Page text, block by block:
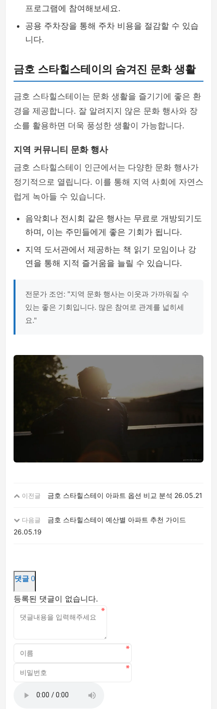
프로그램에 참여해보세요.
공용 주차장을 통해 주차 비용을 절감할 수 있습
니다.
금호 스타힐스테이의 숨겨진 문화 생활
금호 스타힐스테이는 문화 생활을 즐기기에 좋은 환
경을 제공합니다. 잘 알려지지 않은 문화 행사와 장
소를 활용하면 더욱 풍성한 생활이 가능합니다.
지역 커뮤니티 문화 행사
금호 스타힐스테이 인근에서는 다양한 문화 행사가
정기적으로 열립니다. 이를 통해 지역 사회에 자연스
럽게 녹아들 수 있습니다.
음악회나 전시회 같은 행사는 무료로 개방되기도
하며, 이는 주민들에게 좋은 기회가 됩니다.
지역 도서관에서 제공하는 책 읽기 모임이나 강
연을 통해 지적 즐거움을 늘릴 수 있습니다.
전문가 조언: "지역 문화 행사는 이웃과 가까워질 수
있는 좋은 기회입니다. 많은 참여로 관계를 넓히세
요."
이전글 금호 스타힐스테이 아파트 옵션 비교 분석 26.05.21
다음글
금호 스타힐스테이 예산별 아파트 추천 가이드
26.05.19
댓글 0
등록된 댓글이 없습니다.